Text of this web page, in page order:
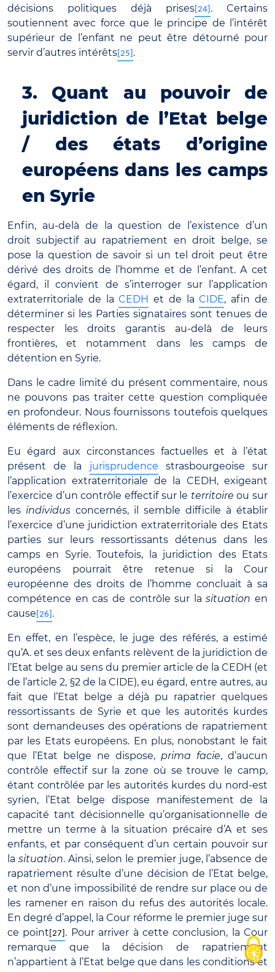
décisions politiques déjà prises [24] . Certains
soutiennent avec force que le principe de l’intérêt
supérieur de l’enfant ne peut être détourné pour
servir d’autres intérêts [25] .
3. Quant au pouvoir de
juridiction de l’Etat belge
/ des états d’origine
européens dans les camps
en Syrie
Enfin, au-delà de la question de l’existence d’un
droit subjectif au rapatriement en droit belge, se
pose la question de savoir si un tel droit peut être
dérivé des droits de l’homme et de l’enfant. A cet
égard, il convient de s’interroger sur l’application
extraterritoriale de laCEDH et de laCIDE, afin de
déterminer si les Parties signataires sont tenues de
respecter les droits garantis au-delà de leurs
frontières, et notamment dans les camps de
détention en Syrie.
Dans le cadre limité du présent commentaire, nous
ne pouvons pas traiter cette question compliquée
en profondeur. Nous fournissons toutefois quelques
éléments de réflexion.
Eu égard aux circonstances factuelles et à l’état
présent de la jurisprudence strasbourgeoise sur
l’application extraterritoriale de la CEDH, exigeant
l’exercice d’un contrôle effectif sur le territoire ou sur
les individus concernés, il semble difficile à établir
l’exercice d’une juridiction extraterritoriale des Etats
parties sur leurs ressortissants détenus dans les
camps en Syrie. Toutefois, la juridiction des Etats
européens pourrait être retenue si la Cour
européenne des droits de l’homme concluait à sa
compétence en cas de contrôle sur lasituation en
cause [26] .
En effet, en l’espèce, le juge des référés, a estimé
qu’A. et ses deux enfants relèvent de la juridiction de
l’Etat belge au sens du premier article de la CEDH (et
de l’article 2, §2 de la CIDE), eu égard, entre autres, au
fait que l’Etat belge a déjà pu rapatrier quelques
ressortissants de Syrie et que les autorités kurdes
sont demandeuses des opérations de rapatriement
par les Etats européens. En plus, nonobstant le fait
que l’Etat belge ne dispose, prima facie, d’aucun
contrôle effectif sur la zone où se trouve le camp,
étant contrôlée par les autorités kurdes du nord-est
syrien, l’Etat belge dispose manifestement de la
capacité tant décisionnelle qu’organisationnelle de
mettre un terme à la situation précaire d’A et ses
enfants, et par conséquent d’un certain pouvoir sur
la situation. Ainsi, selon le premier juge, l’absence de
rapatriement résulte d’une décision de l’Etat belge,
et non d’une impossibilité de rendre sur place ou de
les ramener en raison du refus des autorités locale.
En degré d’appel, la Cour réforme le premier juge sur
ce point [27] . Pour arriver à cette conclusion, la Cour
remarque que la décision de rapatriement
n’appartient à l’Etat belge que dans les conditions et